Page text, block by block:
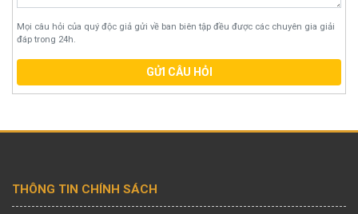
Mọi câu hỏi của quý độc giả gửi về ban biên tập đều được các chuyên gia giải
đáp trong 24h.
GỬI CÂU HỎI
THÔNG TIN CHÍNH SÁCH